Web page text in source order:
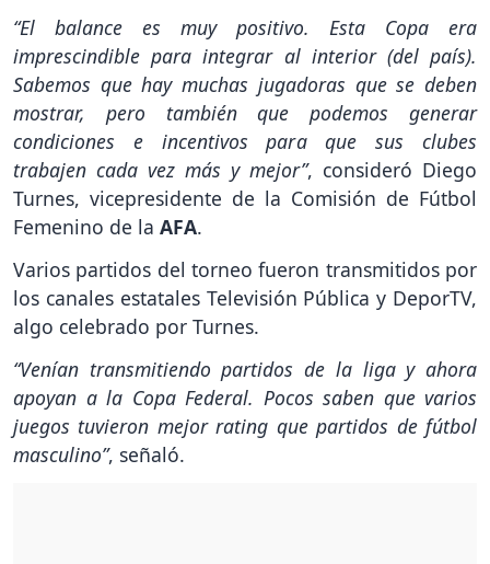
“El balance es muy positivo. Esta Copa era
imprescindible para integrar al interior (del país).
Sabemos que hay muchas jugadoras que se deben
mostrar, pero también que podemos generar
condiciones e incentivos para que sus clubes
trabajen cada vez más y mejor”, consideró Diego
Turnes, vicepresidente de la Comisión de Fútbol
Femenino de la AFA.
Varios partidos del torneo fueron transmitidos por
los canales estatales Televisión Pública y DeporTV,
algo celebrado por Turnes.
“Venían transmitiendo partidos de la liga y ahora
apoyan a la Copa Federal. Pocos saben que varios
juegos tuvieron mejor rating que partidos de fútbol
masculino”, señaló.